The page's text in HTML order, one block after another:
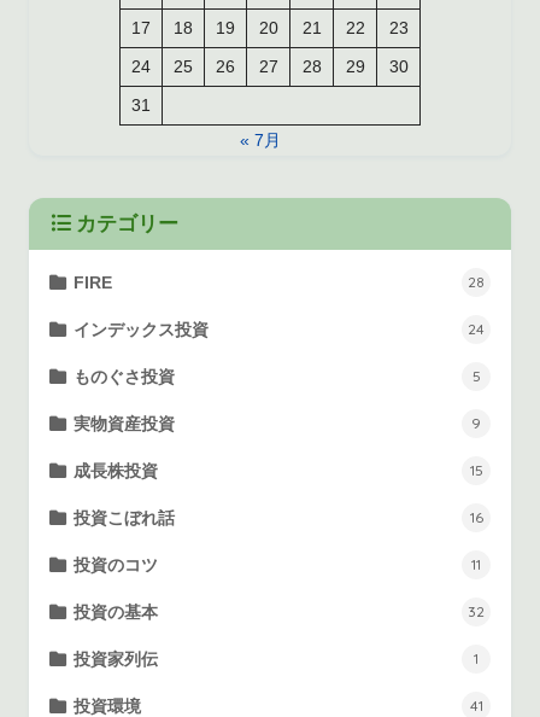
17
18 19 20 21 22
23
24
25 26 27 28 29
30
31
« 7月
カテゴリー
FIRE 28
インデックス投資 24
ものぐさ投資 5
実物資産投資 9
成長株投資 15
投資こぼれ話 16
投資のコツ 11
投資の基本 32
投資家列伝 1
投資環境 41